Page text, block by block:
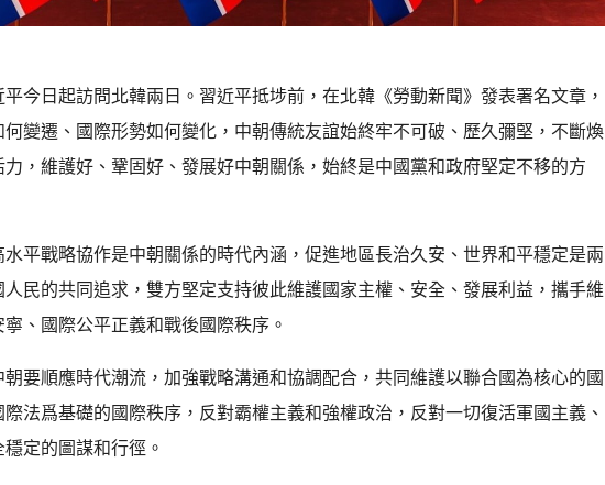
平今日起訪問北韓兩日。習近平抵埗前，在北韓《勞動新聞》發表署名文章，
變遷、國際形勢如何變化，中朝傳統友誼始終牢不可破、歷久彌堅，不斷煥
，維護好、鞏固好、發展好中朝關係，始終是中國黨和政府堅定不移的方
水平戰略協作是中朝關係的時代內涵，促進地區長治久安、世界和平穩定是兩
人民的共同追求，雙方堅定支持彼此維護國家主權、安全、發展利益，攜手維
、國際公平正義和戰後國際秩序。
朝要順應時代潮流，加強戰略溝通和協調配合，共同維護以聯合國為核心的國
際法爲基礎的國際秩序，反對霸權主義和強權政治，反對一切復活軍國主義、
定的圖謀和行徑。